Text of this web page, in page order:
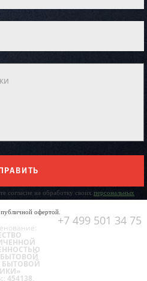
согласие на обработку своих персональных
публичной офертой.
+7 499 501 34 75
БЫТОВОЙ
454138,